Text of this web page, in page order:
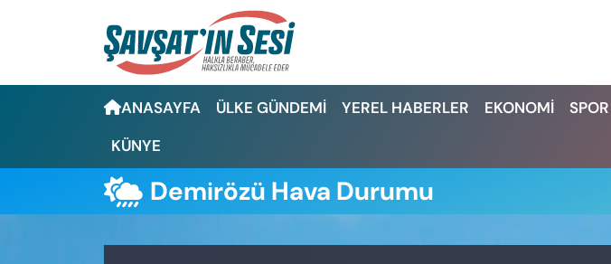
ANASAYFA ÜLKE GÜNDEMİ YEREL HABERLER EKONOMİ SPOR
KÜNYE
Demirözü Hava Durumu
Artvin Nöbetçi Eczaneler
Artvin Hava Durumu
Artvin Trafik Yoğunluk Haritası